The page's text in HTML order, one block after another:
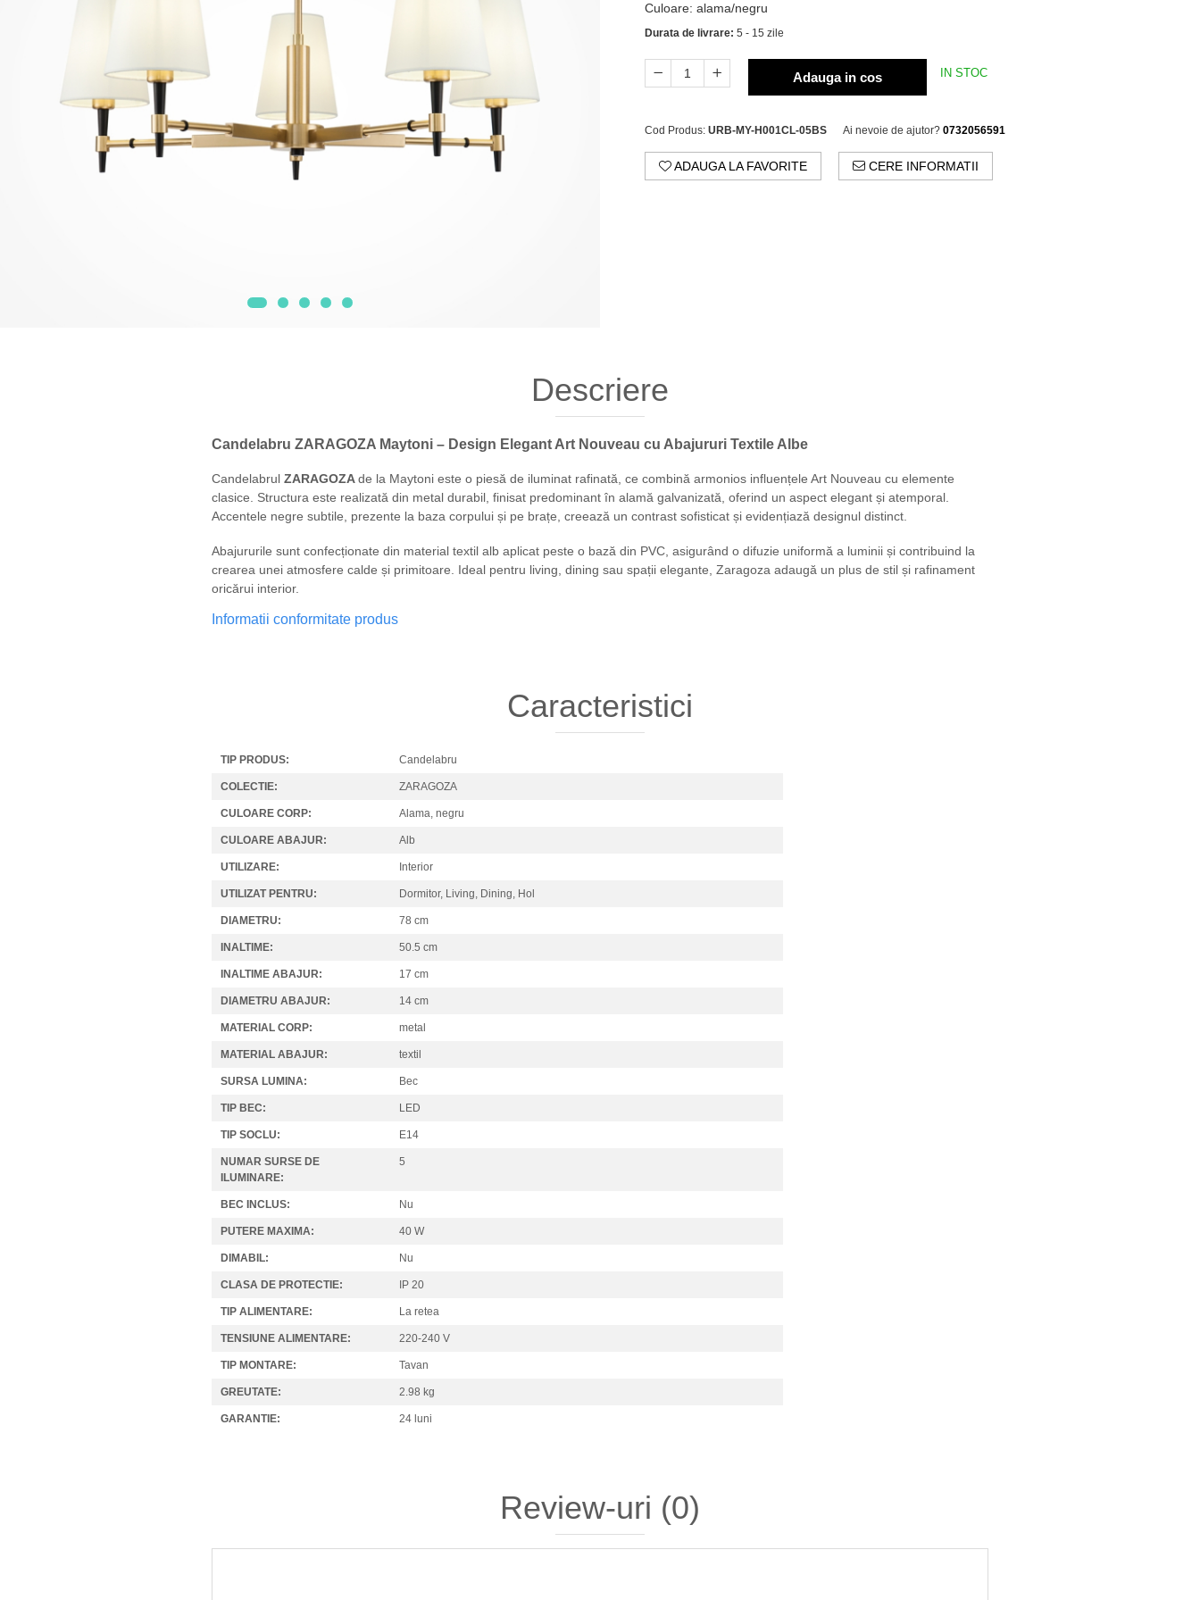
Culoare: alama/negru
Durata de livrare: 5 - 15 zile
Adauga in cos IN STOC
Cod Produs: URB-MY-H001CL-05BS Ai nevoie de ajutor? 0732056591
ADAUGA LA FAVORITE CERE INFORMATII
Descriere
Candelabru ZARAGOZA Maytoni – Design Elegant Art Nouveau cu Abajururi Textile Albe
Candelabrul ZARAGOZAde la Maytoni este o piesă de iluminat rafinată, ce combină armonios influențele Art Nouveau cu elemente
clasice. Structura este realizată din metal durabil, finisat predominant în alamă galvanizată, oferind un aspect elegant și atemporal.
Accentele negre subtile, prezente la baza corpului și pe brațe, creează un contrast sofisticat și evidențiază designul distinct.
Abajururile sunt confecționate din material textil alb aplicat peste o bază din PVC, asigurând o difuzie uniformă a luminii și contribuind la
crearea unei atmosfere calde și primitoare. Ideal pentru living, dining sau spații elegante, Zaragoza adaugă un plus de stil și rafinament
oricărui interior.
Informatii conformitate produs
Caracteristici
TIP PRODUS: Candelabru
COLECTIE: ZARAGOZA
CULOARE CORP: Alama, negru
CULOARE ABAJUR: Alb
UTILIZARE: Interior
UTILIZAT PENTRU: Dormitor, Living, Dining, Hol
DIAMETRU: 78 cm
INALTIME: 50.5 cm
INALTIME ABAJUR: 17 cm
DIAMETRU ABAJUR: 14 cm
MATERIAL CORP: metal
MATERIAL ABAJUR: textil
SURSA LUMINA: Bec
TIP BEC: LED
TIP SOCLU: E14
NUMAR SURSE DE
ILUMINARE:
5
BEC INCLUS: Nu
PUTERE MAXIMA: 40 W
DIMABIL: Nu
CLASA DE PROTECTIE: IP 20
TIP ALIMENTARE: La retea
TENSIUNE ALIMENTARE: 220-240 V
TIP MONTARE: Tavan
GREUTATE: 2.98 kg
GARANTIE: 24 luni
Review-uri (0)